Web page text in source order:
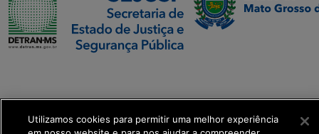
Transformação Digital
Utilizamos cookies para permitir uma melhor experiência